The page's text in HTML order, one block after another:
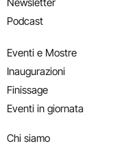
Podcast
Eventi e Mostre
Inaugurazioni
Finissage
Eventi in giornata
Chi siamo